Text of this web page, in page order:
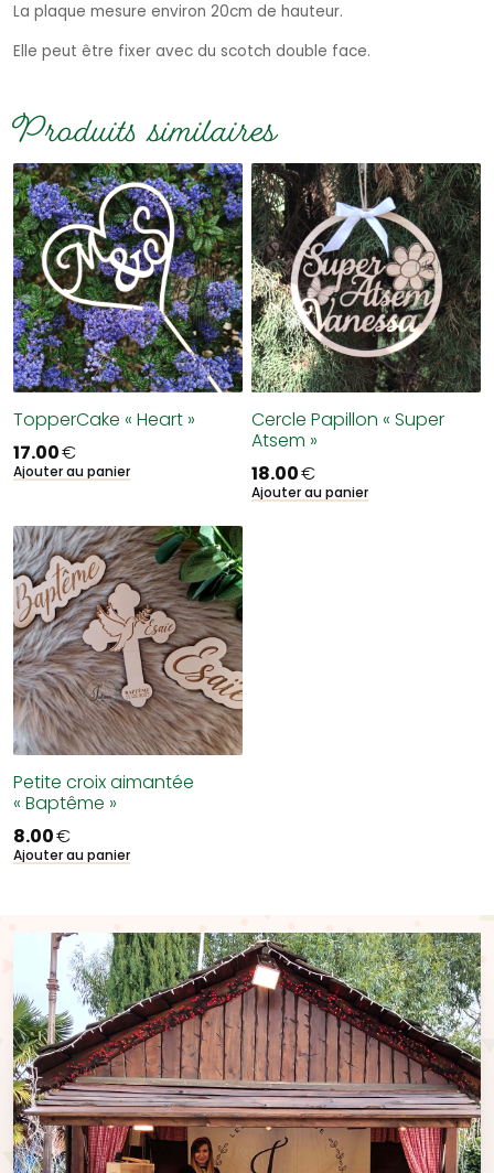
La plaque mesure environ 20cm de hauteur.
Elle peut être fixer avec du scotch double face.
Produits similaires
TopperCake « Heart »
17.00€
Ajouter au panier
Cercle Papillon « Super
Atsem »
18.00€
Ajouter au panier
Petite croix aimantée
« Baptême »
8.00€
Ajouter au panier